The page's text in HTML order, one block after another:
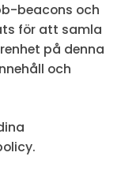
beacons och
för att samla
på denna
och